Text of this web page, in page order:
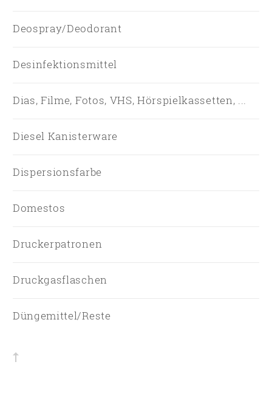
Deospray/Deodorant
Desinfektionsmittel
Dias, Filme, Fotos, VHS, Hörspielkassetten, ...
Diesel Kanisterware
Dispersionsfarbe
Domestos
Druckerpatronen
Druckgasflaschen
Düngemittel/Reste